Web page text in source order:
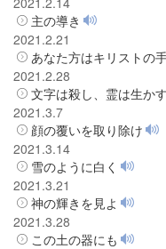
主の導き
2021.2.21
あなた方はキリストの
2021.2.28
文字は殺し、霊は生かす
2021.3.7
顔の覆いを取り除け
2021.3.14
雪のように白く
2021.3.21
神の輝きを見よ
2021.3.28
この土の器にも